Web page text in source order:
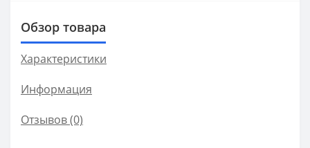
Обзор товара
Характеристики
Информация
Отзывов (0)